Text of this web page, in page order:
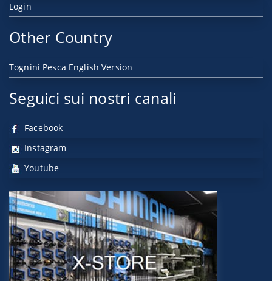
Login
Other Country
Tognini Pesca English Version
Seguici sui nostri canali
Facebook
Instagram
Youtube